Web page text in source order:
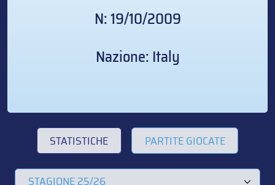
N: 19/10/2009
Nazione: Italy
STATISTICHE PARTITE GIOCATE